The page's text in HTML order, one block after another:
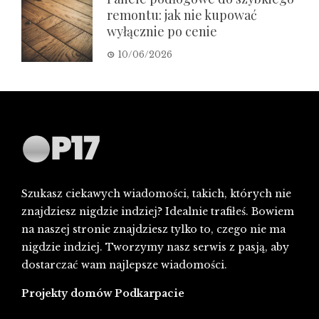
remontu: jak nie kupować
wyłącznie po cenie
10/06/2026
Szukasz ciekawych wiadomości, takich, których nie
znajdziesz nigdzie indziej? Idealnie trafiłeś. Bowiem
na naszej stronie znajdziesz tylko to, czego nie ma
nigdzie indziej. Tworzymy nasz serwis z pasją, aby
dostarczać wam najlepsze wiadomości.
Projekty domów Podkarpacie